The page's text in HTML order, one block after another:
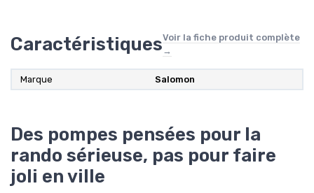
CaractéristiquesVoir la fiche produit complète
→
Marque Salomon
Des pompes pensées pour la
rando sérieuse, pas pour faire
joli en ville